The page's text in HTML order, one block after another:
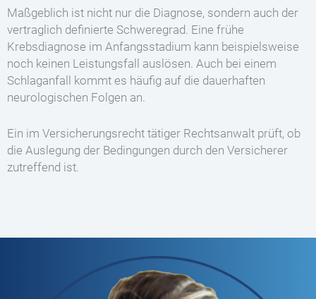
Maßgeblich ist nicht nur die Diagnose, sondern auch der
vertraglich definierte Schweregrad. Eine frühe
Krebsdiagnose im Anfangsstadium kann beispielsweise
noch keinen Leistungsfall auslösen. Auch bei einem
Schlaganfall kommt es häufig auf die dauerhaften
neurologischen Folgen an.
Ein im Versicherungsrecht tätiger Rechtsanwalt prüft, ob
die Auslegung der Bedingungen durch den Versicherer
zutreffend ist.